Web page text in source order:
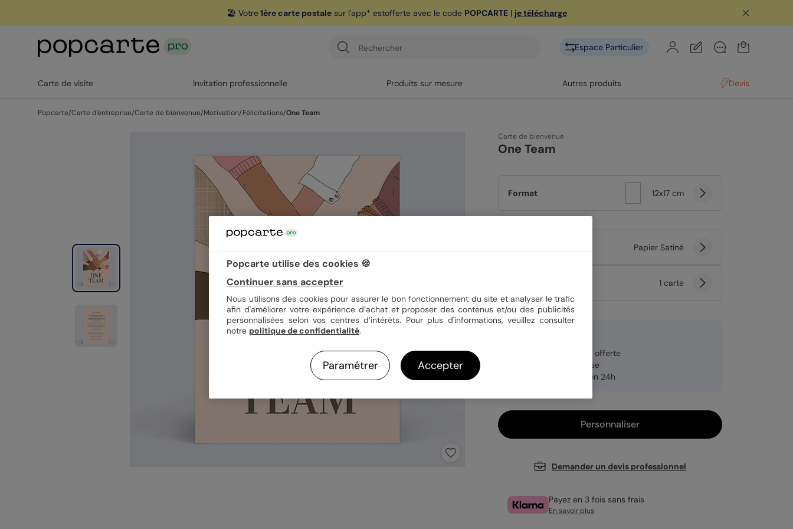
🏖️ Votre1ère carte postalesur l'app* estofferte avec le code POPCARTE| je télécharge
Espace Particulier
Carte de visite Invitation professionnelle Produits sur mesure Autres produits Devis
Popcarte/Carte d'entreprise/Carte de bienvenue/Motivation/Félicitations/One Team
Carte de bienvenue
One Team
Format 12x17 cm
Papier Satiné
1 carte
Enveloppe blanche offerte
Fabrication française
Expédition rapide en 24h
Personnaliser
Demander un devis professionnel
Payez en 3 fois sans frais
En savoir plus
Popcarte utilise des cookies 🍪
Continuer sans accepter
Nous utilisons des cookies pour assurer le bon fonctionnement du site et analyser le trafic
afin d'améliorer votre expérience d’achat et proposer des contenus et/ou des publicités
personnalisées selon vos centres d’intérêts. Pour plus d'informations, veuillez consulter
notre politique de confidentialité.
Paramétrer Accepter